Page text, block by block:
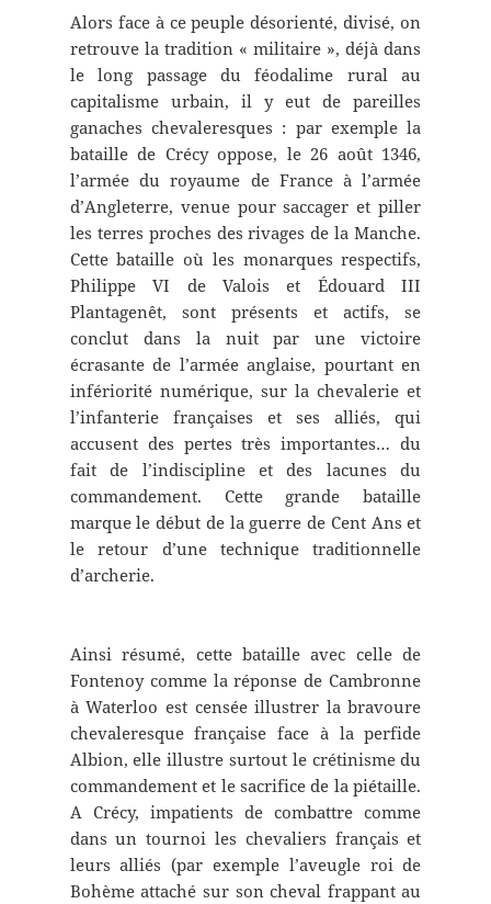
Alors face à ce peuple désorienté, divisé, on
retrouve la tradition « militaire », déjà dans
le long passage du féodalime rural au
capitalisme urbain, il y eut de pareilles
ganaches chevaleresques : par exemple la
bataille de Crécy oppose, le 26 août 1346,
l’armée du royaume de France à l’armée
d’Angleterre, venue pour saccager et piller
les terres proches des rivages de la Manche.
Cette bataille où les monarques respectifs,
Philippe VI de Valois et Édouard III
Plantagenêt, sont présents et actifs, se
conclut dans la nuit par une victoire
écrasante de l’armée anglaise, pourtant en
infériorité numérique, sur la chevalerie et
l’infanterie françaises et ses alliés, qui
accusent des pertes très importantes… du
fait de l’indiscipline et des lacunes du
commandement. Cette grande bataille
marque le début de la guerre de Cent Ans et
le retour d’une technique traditionnelle
d’archerie.
Ainsi résumé, cette bataille avec celle de
Fontenoy comme la réponse de Cambronne
à Waterloo est censée illustrer la bravoure
chevaleresque française face à la perfide
Albion, elle illustre surtout le crétinisme du
commandement et le sacrifice de la piétaille.
A Crécy, impatients de combattre comme
dans un tournoi les chevaliers français et
leurs alliés (par exemple l’aveugle roi de
Bohème attaché sur son cheval frappant au